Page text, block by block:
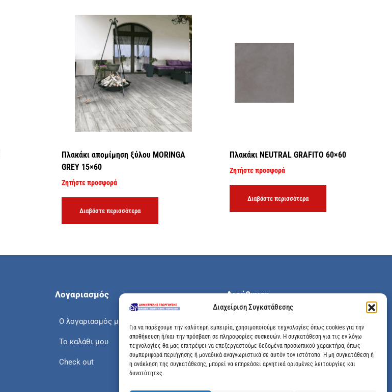
Διαχείριση Συγκατάθεσης
Για να παρέχουμε την καλύτερη εμπειρία, χρησιμοποιούμε τεχνολογίες όπως cookies για την
αποθήκευση ή/και την πρόσβαση σε πληροφορίες συσκευών. Η συγκατάθεση για τις εν λόγω
τεχνολογίες θα μας επιτρέψει να επεξεργαστούμε δεδομένα προσωπικού χαρακτήρα, όπως
συμπεριφορά περιήγησης ή μοναδικά αναγνωριστικά σε αυτόν τον ιστότοπο. Η μη συγκατάθεση ή
η ανάκληση της συγκατάθεσης, μπορεί να επηρεάσει αρνητικά ορισμένες λειτουργίες και
δυνατότητες.
Πλακάκι απομίμηση ξύλου MORINGA
GREY 15×60
Ζητήστε προσφορά
Διαβάστε περισσότερα
Πλακάκι NEUTRAL GRAFITO 60×60
Ζητήστε προσφορά
Διαβάστε περισσότερα
Λογαριασμός
Ο λογαριασμός μου
Το καλάθι μου
Check out
Διεύθυνση
Μεγάλης Χώρας 89, Αγρίνιο, Τ.Κ: 30100
info@dimitrelis-georgousis.gr
(+30) 26410 44020